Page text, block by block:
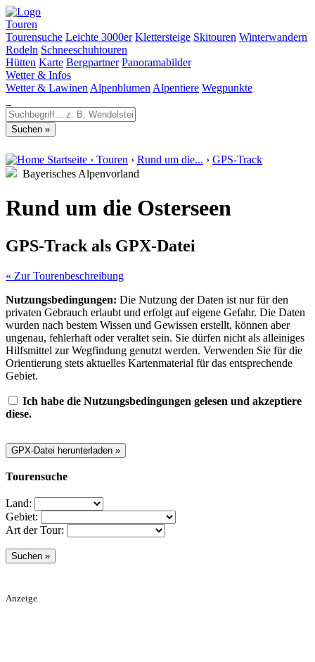
Touren
Tourensuche Leichte 3000er Klettersteige Skitouren Winterwandern
Rodeln Schneeschuhtouren
Hütten Karte Bergpartner Panoramabilder
Wetter & Infos
Wetter & Lawinen Alpenblumen Alpentiere Wegpunkte
Startseite › Touren › Rund um die... › GPS-Track
Bayerisches Alpenvorland
Rund um die Osterseen
GPS-Track als GPX-Datei
« Zur Tourenbeschreibung
Nutzungsbedingungen: Die Nutzung der Daten ist nur für den
privaten Gebrauch erlaubt und erfolgt auf eigene Gefahr. Die Daten
wurden nach bestem Wissen und Gewissen erstellt, können aber
ungenau, fehlerhaft oder veraltet sein. Sie dürfen nicht als alleiniges
Hilfsmittel zur Wegfindung genutzt werden. Verwenden Sie für die
Orientierung stets aktuelles Kartenmaterial für das entsprechende
Gebiet.
Ich habe die Nutzungsbedingungen gelesen und akzeptiere
diese.
Tourensuche
Land:
Gebiet:
Art der Tour:
Anzeige